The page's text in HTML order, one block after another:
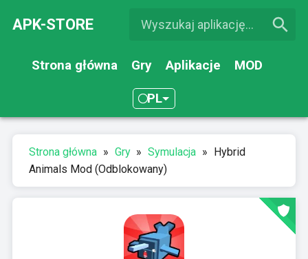
APK-STORE
Strona główna Gry Aplikacje MOD
PL
Strona główna » Gry » Symulacja » Hybrid
Animals Mod (Odblokowany)